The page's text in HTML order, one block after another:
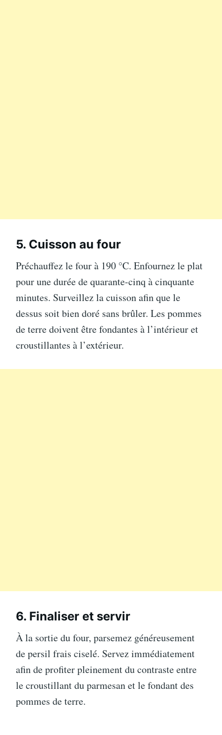
5. Cuisson au four
Préchauffez le four à 190 °C. Enfournez le plat
pour une durée de quarante-cinq à cinquante
minutes. Surveillez la cuisson afin que le
dessus soit bien doré sans brûler. Les pommes
de terre doivent être fondantes à l’intérieur et
croustillantes à l’extérieur.
6. Finaliser et servir
À la sortie du four, parsemez généreusement
de persil frais ciselé. Servez immédiatement
afin de profiter pleinement du contraste entre
le croustillant du parmesan et le fondant des
pommes de terre.